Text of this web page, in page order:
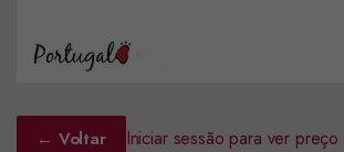
← Voltar Iniciar sessão para ver preço